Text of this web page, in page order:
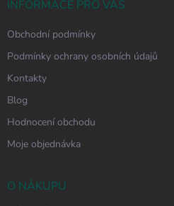
INFORMACE PRO VÁS
Obchodní podmínky
Podmínky ochrany osobních údajů
Kontakty
Blog
Hodnocení obchodu
Moje objednávka
O NÁKUPU